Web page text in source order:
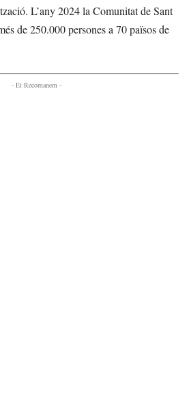
L’any 2024 la Comunitat de Sant
de 250.000 persones a 70 països de
- Et Recomanem -